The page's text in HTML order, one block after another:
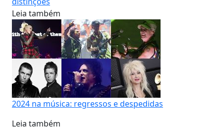
Leia também
2024 na música: regressos e despedidas
Leia também